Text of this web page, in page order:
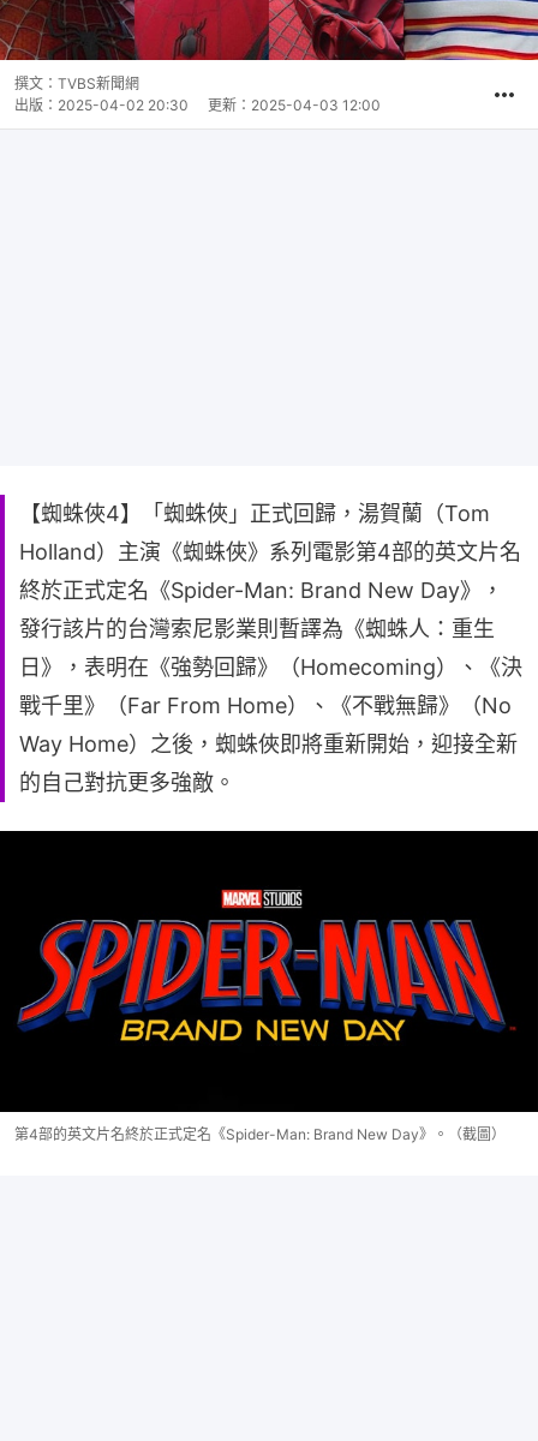
撰文： TVBS新聞網
出版： 2025-04-02 20:30 更新： 2025-04-03 12:00
【蜘蛛俠4】「蜘蛛俠」正式回歸，湯賀蘭（Tom
Holland）主演《蜘蛛俠》系列電影第4部的英文片名
終於正式定名《Spider-Man: Brand New Day》，
發行該片的台灣索尼影業則暫譯為《蜘蛛人：重生
日》，表明在《強勢回歸》（Homecoming）、《決
戰千里》（Far From Home）、《不戰無歸》（No
Way Home）之後，蜘蛛俠即將重新開始，迎接全新
的自己對抗更多強敵。
第4部的英文片名終於正式定名《Spider-Man: Brand New Day》。（截圖）